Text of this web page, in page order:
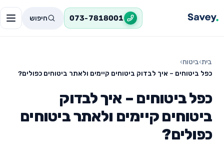
073-7818001 חיפוש
בית›ביטוח›
כפל ביטוחים – איך לבדוק ביטוחים קיימים ולאתר ביטוחים כפולים?
כפל ביטוחים – איך לבדוק
ביטוחים קיימים ולאתר ביטוחים
כפולים?